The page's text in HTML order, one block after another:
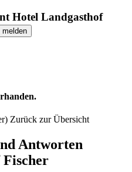
Hotel Landgasthof
melden
Zurück zur Übersicht
Antworten